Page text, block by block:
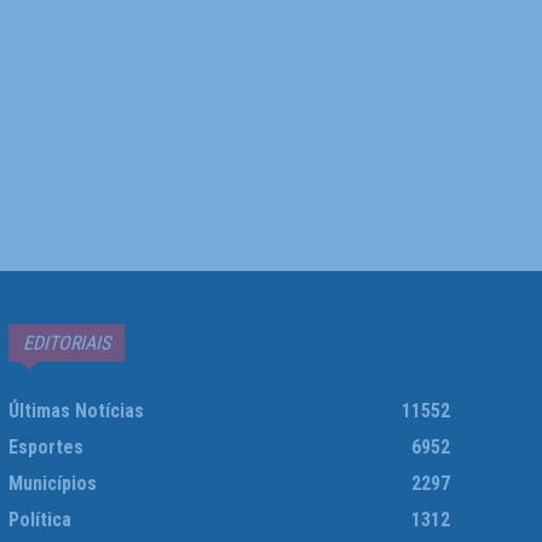
EDITORIAIS
Últimas Notícias
11552
Esportes
6952
Municípios
2297
Política
1312